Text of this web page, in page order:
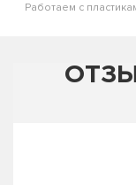
Работаем с